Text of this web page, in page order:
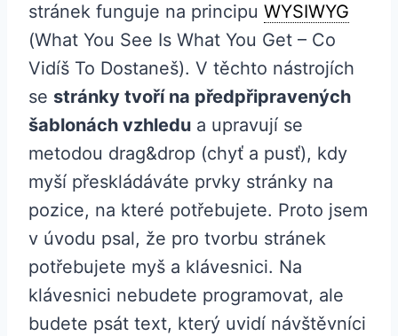
stránek funguje na principu WYSIWYG
(What You See Is What You Get – Co
Vidíš To Dostaneš). V těchto nástrojích
se stránky tvoří na předpřipravených
šablonách vzhledu a upravují se
metodou drag&drop (chyť a pusť), kdy
myší přeskládáváte prvky stránky na
pozice, na které potřebujete. Proto jsem
v úvodu psal, že pro tvorbu stránek
potřebujete myš a klávesnici. Na
klávesnici nebudete programovat, ale
budete psát text, který uvidí návštěvníci